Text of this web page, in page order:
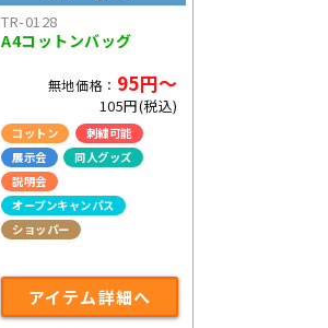
TR-0128
A4コットンバッグ
無地価格： 95円～
105円(税込)
コットン
刺繍可能
展示会
同人グッズ
説明会
オープンキャンパス
ショッパー
アイテム詳細へ